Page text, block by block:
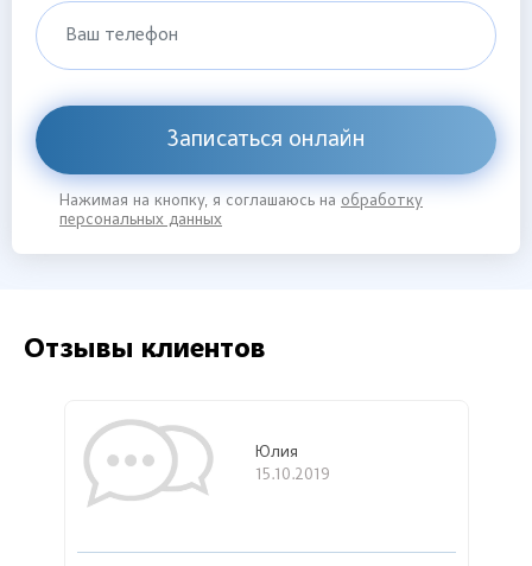
Ваш телефон
Записаться онлайн
Нажимая на кнопку, я соглашаюсь на обработку
персональных данных
Отзывы клиентов
Юлия
15.10.2019